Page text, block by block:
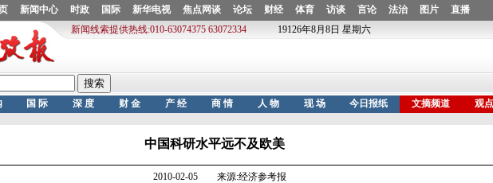
中国科研水平远不及欧美
2010-02-05 来源:经济参考报